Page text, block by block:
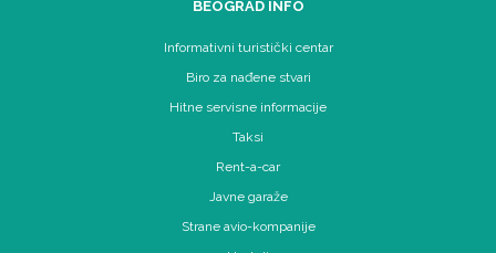
BEOGRAD INFO
Informativni turistički centar
Biro za nađene stvari
Hitne servisne informacije
Taksi
Rent-a-car
Javne garaže
Strane avio-kompanije